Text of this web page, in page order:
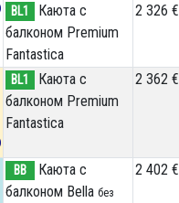
BL1
Каюта с
балконом Premium
Fantastica
2 326 €
BL1
Каюта с
балконом Premium
Fantastica
2 362 €
BB
Каюта с
балконом Bella без
2 402 €